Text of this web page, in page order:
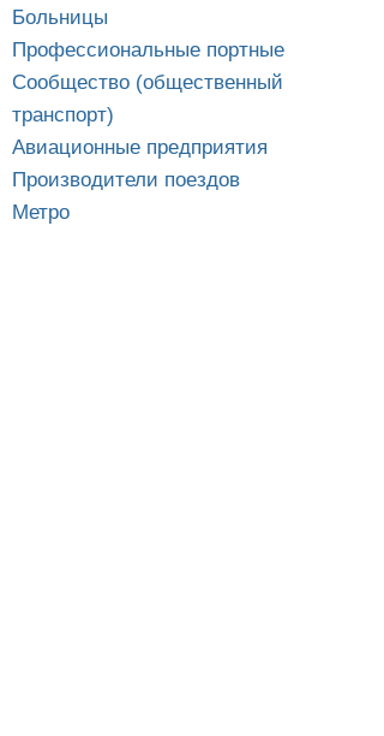
Больницы
Профессиональные портные
Сообщество (общественный
транспорт)
Авиационные предприятия
Производители поездов
Метро